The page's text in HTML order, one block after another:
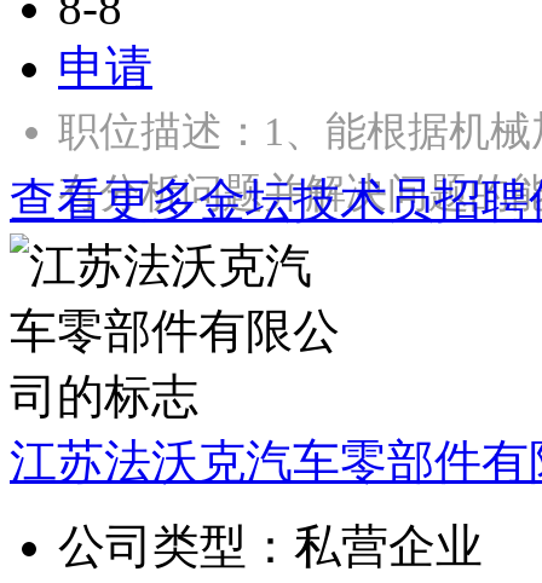
申请
职位描述：1、能根据机
有分析问题并解决问题
查看更多金坛技术员招聘
江苏法沃克汽车零部件有
公司类型： 私营企业